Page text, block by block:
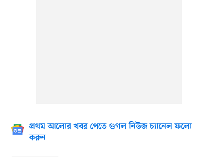
প্রথম আলোর খবর পেতে গুগল নিউজ চ্যানেল ফলো
করুন